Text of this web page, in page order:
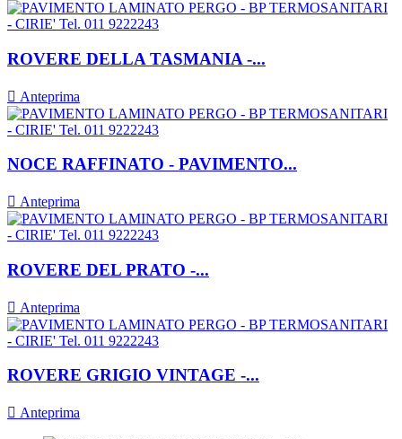
ROVERE DELLA TASMANIA -...
 Anteprima
NOCE RAFFINATO - PAVIMENTO...
 Anteprima
ROVERE DEL PRATO -...
 Anteprima
ROVERE GRIGIO VINTAGE -...
 Anteprima